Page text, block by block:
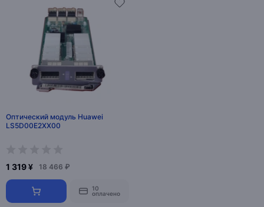
Оптический модуль Huawei
LS5D00E2XX00
1 319 ¥ 18 466 ₽
10
оплачено